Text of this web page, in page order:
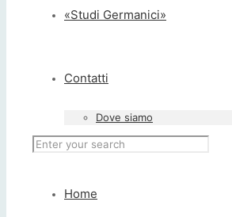
«Studi Germanici»
Contatti
Dove siamo
Home